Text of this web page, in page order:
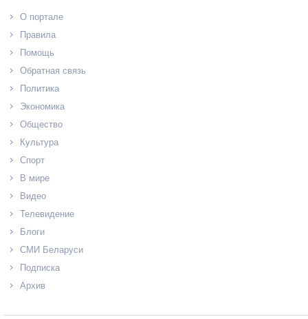
О портале
Правила
Помощь
Обратная связь
Политика
Экономика
Общество
Культура
Спорт
В мире
Видео
Телевидение
Блоги
СМИ Беларуси
Подписка
Архив